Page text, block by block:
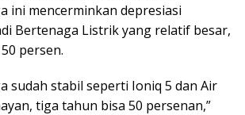
ini mencerminkan depresiasi
Bertenaga Listrik yang relatif besar,
persen.
sudah stabil seperti Ioniq 5 dan Air
tiga tahun bisa 50 persenan,”